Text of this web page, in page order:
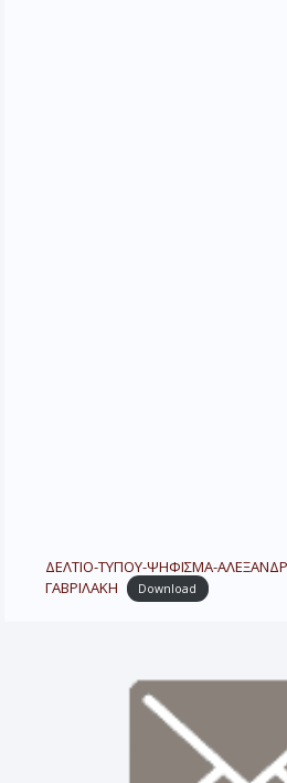
ΔΕΛΤΙΟ-ΤΥΠΟΥ-ΨΗΦΙΣΜΑ-
ΓΑΒΡΙΛΑΚΗ
Download